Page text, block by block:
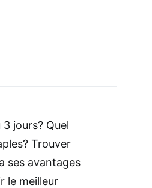
jours? Quel
Trouver
ses avantages
le meilleur